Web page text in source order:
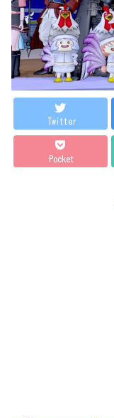
Twitter
Pocket